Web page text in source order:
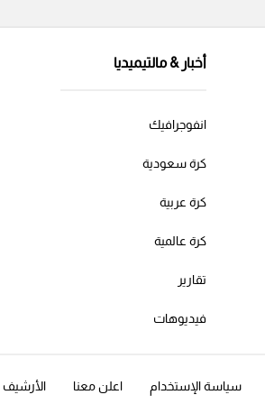
أخبار & مالتيميديا
انفوجرافيك
كرة سعودية
كرة عربية
كرة عالمية
تقارير
فيديوهات
سياسة الإستخدام اعلن معنا الأرشيف